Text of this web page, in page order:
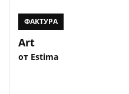
ФАКТУРА
Art
от Estima